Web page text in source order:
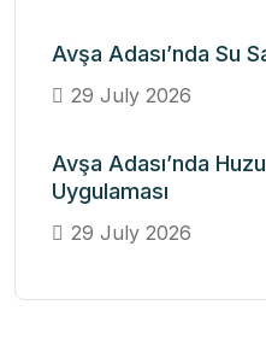
Avşa Adası’nda Su
29 July 2026
Avşa Adası’nda
Uygulaması
29 July 2026